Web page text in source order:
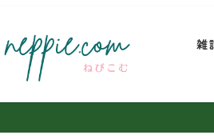
雑